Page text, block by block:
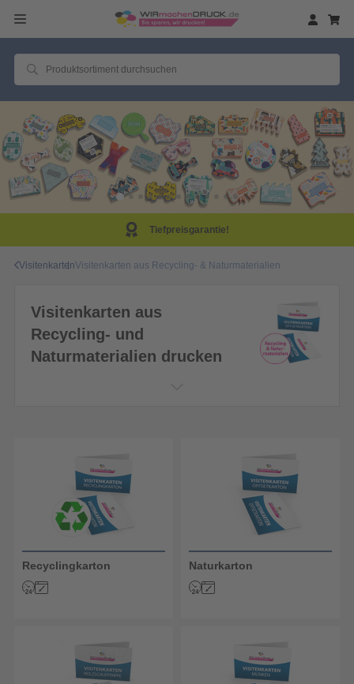
Tiefpreisgarantie!
VisitenkartenVisitenkarten aus Recycling- & Naturmaterialien
Visitenkarten aus
Recycling- und
Naturmaterialien drucken
Recyclingkarton Naturkarton